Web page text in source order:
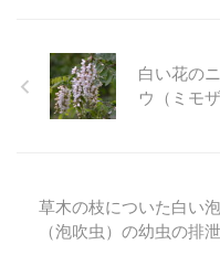
白い花の
ウ（ミモ
草木の枝についた白い
（泡吹虫）の幼虫の排